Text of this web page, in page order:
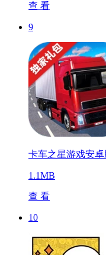
查 看
9
卡车之星游戏安卓
1.1MB
查 看
10